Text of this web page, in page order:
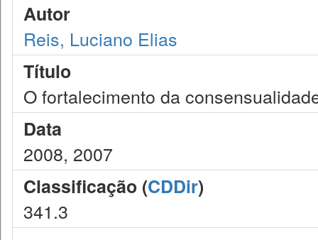
Autor
Reis, Luciano Elias
Título
O fortalecimento da
Data
2008, 2007
Classificação (CDDir)
341.3